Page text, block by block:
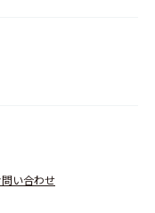
問い合わせ